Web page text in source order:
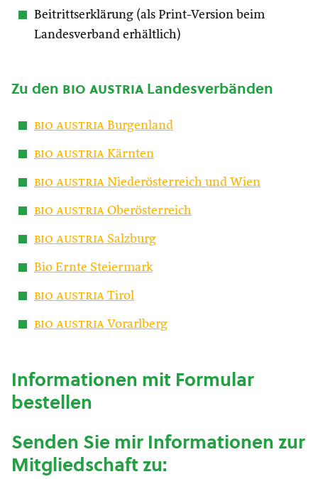
Beitrittserklärung (als Print-Version beim
Landesverband erhältlich)
Zu den bio austria Landesverbänden
bio austria Burgenland
bio austria Kärnten
bio austria Niederösterreich und Wien
bio austria Oberösterreich
bio austria Salzburg
Bio Ernte Steiermark
bio austria Tirol
bio austria Vorarlberg
Informationen mit Formular
bestellen
Senden Sie mir Informationen zur
Mitgliedschaft zu: